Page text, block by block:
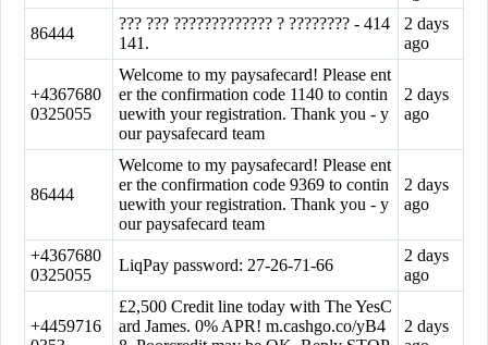
86444
??? ??? ????????????? ? ???????? - 414
141.
2 days
ago
+4367680
0325055
Welcome to my paysafecard! Please ent
er the confirmation code 1140 to contin
uewith your registration. Thank you - y
our paysafecard team
2 days
ago
86444
Welcome to my paysafecard! Please ent
er the confirmation code 9369 to contin
uewith your registration. Thank you - y
our paysafecard team
2 days
ago
+4367680
0325055
LiqPay password: 27-26-71-66
2 days
ago
+4459716
£2,500 Credit line today with The YesC
ard James. 0% APR! m.cashgo.co/yB4
2 days